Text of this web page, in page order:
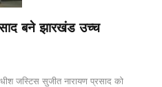
बने झारखंड उच्च
जस्टिस सुजीत नारायण प्रसाद को